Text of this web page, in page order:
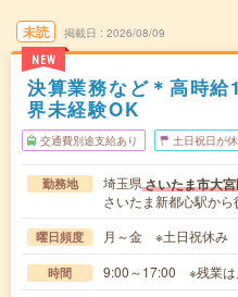
未読
NEW
掲載日 2026/08/09
決算業務など＊高時
界未経験OK
交通費別途支給あり 土日祝日が休
勤務地 埼玉県さいたま市大
さいたま新都心駅か
曜日頻度 月～金 ※土日祝休み
時間 9:00～17:00 ※残業は